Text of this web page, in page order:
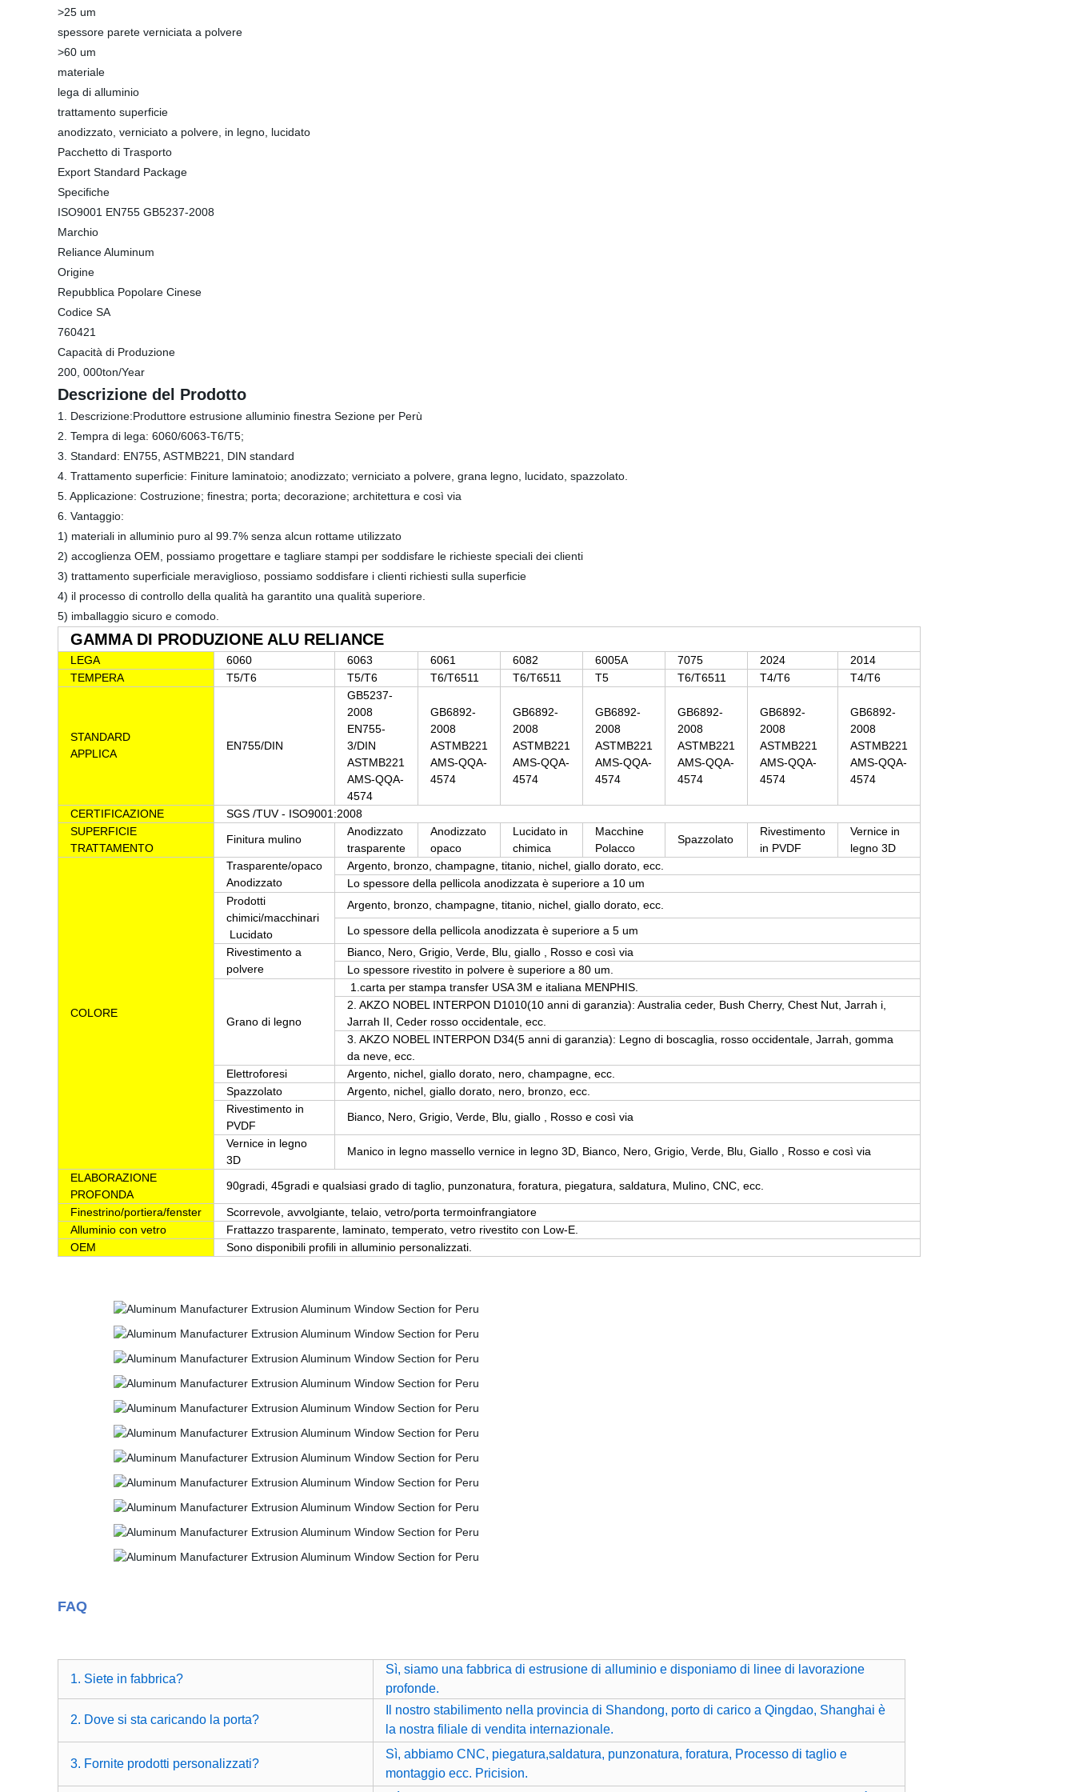
>25 um
spessore parete verniciata a polvere
>60 um
materiale
lega di alluminio
trattamento superficie
anodizzato, verniciato a polvere, in legno, lucidato
Pacchetto di Trasporto
Export Standard Package
Specifiche
ISO9001 EN755 GB5237-2008
Marchio
Reliance Aluminum
Origine
Repubblica Popolare Cinese
Codice SA
760421
Capacità di Produzione
200, 000ton/Year
Descrizione del Prodotto
1. Descrizione:Produttore estrusione alluminio finestra Sezione per Perù
2. Tempra di lega: 6060/6063-T6/T5;
3. Standard: EN755, ASTMB221, DIN standard
4. Trattamento superficie: Finiture laminatoio; anodizzato; verniciato a polvere, grana legno, lucidato, spazzolato.
5. Applicazione: Costruzione; finestra; porta; decorazione; architettura e così via
6. Vantaggio:
1) materiali in alluminio puro al 99.7% senza alcun rottame utilizzato
2) accoglienza OEM, possiamo progettare e tagliare stampi per soddisfare le richieste speciali dei clienti
3) trattamento superficiale meraviglioso, possiamo soddisfare i clienti richiesti sulla superficie
4) il processo di controllo della qualità ha garantito una qualità superiore.
5) imballaggio sicuro e comodo.
GAMMA DI PRODUZIONE ALU RELIANCE
LEGA 6060 6063 6061 6082 6005A 7075 2024
2014
TEMPERA
T5/T6 T5/T6 T6/T6511 T6/T6511 T5 T6/T6511 T4/T6 T4/T6
STANDARD
APPLICA
EN755/DIN
GB5237-
2008
EN755-
3/DIN
ASTMB221
AMS-QQA-
4574
GB6892-
2008
ASTMB221
AMS-QQA-
4574
GB6892-
2008
ASTMB221
AMS-QQA-
4574
GB6892-
2008
ASTMB221
AMS-QQA-
4574
GB6892-
2008
ASTMB221
AMS-QQA-
4574
GB6892-
2008
ASTMB221
AMS-QQA-
4574
GB6892-
2008
ASTMB221
AMS-QQA-
4574
CERTIFICAZIONE
SGS /TUV - ISO9001:2008
SUPERFICIE
TRATTAMENTO
Finitura mulino
Anodizzato
trasparente
Anodizzato
opaco
Lucidato in
chimica
Macchine
Polacco
Spazzolato
Rivestimento
in PVDF
Vernice in
legno 3D
COLORE
Trasparente/opaco
Anodizzato
Argento, bronzo, champagne, titanio, nichel, giallo dorato, ecc.
Lo spessore della pellicola anodizzata è superiore a 10 um
Prodotti
chimici/macchinari
Lucidato
Argento, bronzo, champagne, titanio, nichel, giallo dorato, ecc.
Lo spessore della pellicola anodizzata è superiore a 5 um
Rivestimento a
polvere
Bianco, Nero, Grigio, Verde, Blu, giallo , Rosso e così via
Lo spessore rivestito in polvere è superiore a 80 um.
Grano di legno
1.carta per stampa transfer USA 3M e italiana MENPHIS.
2. AKZO NOBEL INTERPON D1010(10 anni di garanzia): Australia ceder, Bush Cherry, Chest Nut, Jarrah i,
Jarrah II, Ceder rosso occidentale, ecc.
3. AKZO NOBEL INTERPON D34(5 anni di garanzia): Legno di boscaglia, rosso occidentale, Jarrah, gomma
da neve, ecc.
Elettroforesi
Argento, nichel, giallo dorato, nero, champagne, ecc.
Spazzolato
Argento, nichel, giallo dorato, nero, bronzo, ecc.
Rivestimento in
PVDF
Bianco, Nero, Grigio, Verde, Blu, giallo , Rosso e così via
Vernice in legno
3D
Manico in legno massello vernice in legno 3D, Bianco, Nero, Grigio, Verde, Blu, Giallo , Rosso e così via
ELABORAZIONE
PROFONDA
90gradi, 45gradi e qualsiasi grado di taglio, punzonatura, foratura, piegatura, saldatura, Mulino, CNC, ecc.
Finestrino/portiera/fenster
Scorrevole, avvolgiante, telaio, vetro/porta termoinfrangiatore
Alluminio con vetro
Frattazzo trasparente, laminato, temperato, vetro rivestito con Low-E.
OEM
Sono disponibili profili in alluminio personalizzati.
FAQ
1. Siete in fabbrica?
Sì, siamo una fabbrica di estrusione di alluminio e disponiamo di linee di lavorazione
profonde.
2. Dove si sta caricando la porta?
Il nostro stabilimento nella provincia di Shandong, porto di carico a Qingdao, Shanghai è
la nostra filiale di vendita internazionale.
3. Fornite prodotti personalizzati?
Sì, abbiamo CNC, piegatura,saldatura, punzonatura, foratura, Processo di taglio e
montaggio ecc. Pricision.